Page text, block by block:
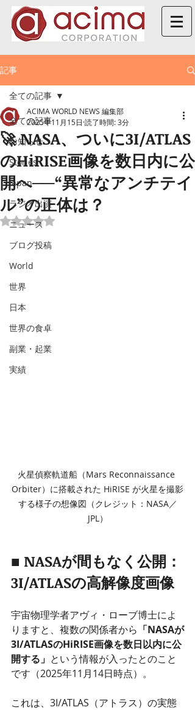
記事
全ての記事
お知らせ
Stories
Japan
ラジオ出演
ニュース
ブログ投稿
World
世界
日本
世界の食卓
副業・起業
実績
全ての記事
🚀 NASA、ついに3I/ATLAS
のHiRISE画像を数日内に公
開へ──“異常なアンチテイ
ル”の正体は？
ACIMA WORLD NEWS 編集部
2025年11月15日 読了時間: 3分
5つ星のうちNaNと評価されています。
火星偵察軌道船（Mars Reconnaissance
Orbiter）に搭載された HiRISE が火星を撮影
する様子の想像図（クレジット：NASA／
JPL）
■ NASAが間もなく公開：
3I/ATLASの高解像度画像
宇宙物理学者アヴィ・ローブ博士によ
りますと、複数の関係者から 「NASAが
3I/ATLASのHiRISE画像を数日以内に公
開する」 という情報が入ったとのこと
です（2025年11月14日時点）。
これは、3I/ATLAS（アトラス）の実態